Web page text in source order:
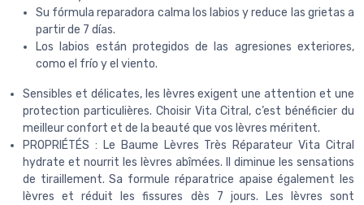
Su fórmula reparadora calma los labios y reduce las grietas a
partir de 7 días.
Los labios están protegidos de las agresiones exteriores,
como el frío y el viento.
Sensibles et délicates, les lèvres exigent une attention et une
protection particulières. Choisir Vita Citral, c’est bénéficier du
meilleur confort et de la beauté que vos lèvres méritent.
PROPRIÉTÉS : Le Baume Lèvres Très Réparateur Vita Citral
hydrate et nourrit les lèvres abîmées. Il diminue les sensations
de tiraillement. Sa formule réparatrice apaise également les
lèvres et réduit les fissures dès 7 jours. Les lèvres sont